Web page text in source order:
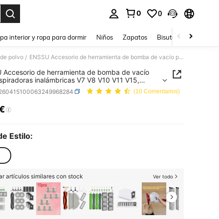
0 0
interior y ropa para dormir Niños Zapatos Bisutería Y
polvo / ENSSU Accesorio de herramienta de bomba de vacío para aspiradoras inalámbricas V7 V8 V10 V11 V15, bolsas de almacenamiento de ropa de sellado rápido, piezas de repuesto de cabezal mini
Accesorio de herramienta de bomba de vacío
inalámbricas V7 V8 V10 V11 V15,
de almacenamiento de ropa de sellado rápido,
de repuesto de cabezal mini
(10 Comentarios)
AND AVAILABILITY
Estilo:
artículos similares con stock Ver todo